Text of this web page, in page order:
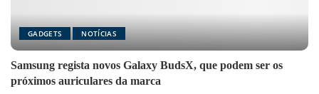
GADGETS NOTÍCIAS
Samsung regista novos Galaxy BudsX, que podem ser os
próximos auriculares da marca